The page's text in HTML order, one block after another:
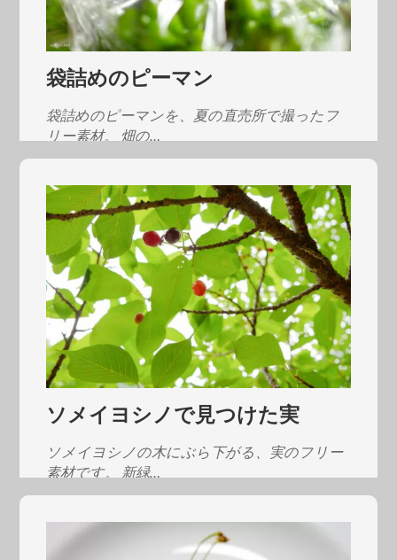
袋詰めのピーマン
袋詰めのピーマンを、夏の直売所で撮ったフ
リー素材。 畑の…
ソメイヨシノで見つけた実
ソメイヨシノの木にぶら下がる、実のフリー
素材です。 新緑…